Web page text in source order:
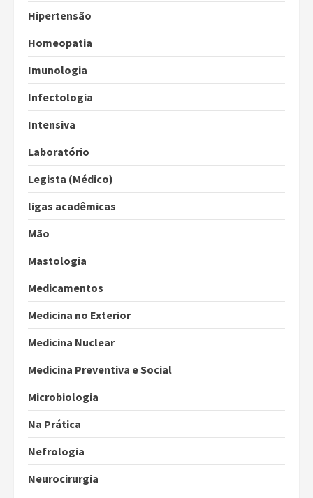
Hipertensão
Homeopatia
Imunologia
Infectologia
Intensiva
Laboratório
Legista (Médico)
ligas acadêmicas
Mão
Mastologia
Medicamentos
Medicina no Exterior
Medicina Nuclear
Medicina Preventiva e Social
Microbiologia
Na Prática
Nefrologia
Neurocirurgia